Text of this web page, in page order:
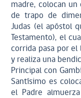
madre, colocan
de trapo de
Judas (el apóstol
Testamento), el
corrida pasa por el
y realiza una
Principal con
Santísimo es
el Padre